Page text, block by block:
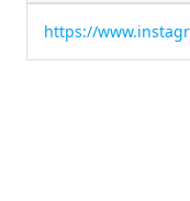
https://